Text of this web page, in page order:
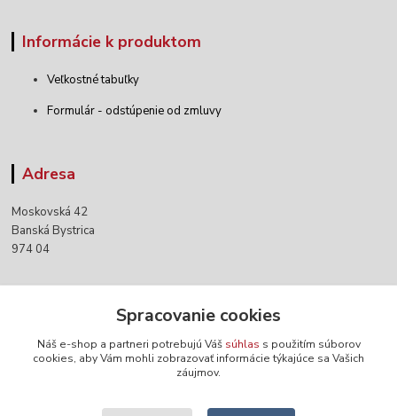
Informácie k produktom
Veľkostné tabuľky
Formulár - odstúpenie od zmluvy
Adresa
Moskovská 42
Banská Bystrica
974 04
+421 903 152 158
Spracovanie cookies
Náš e-shop a partneri potrebujú Váš súhlas s použitím súborov
cookies, aby Vám mohli zobrazovať informácie týkajúce sa Vašich
záujmov.